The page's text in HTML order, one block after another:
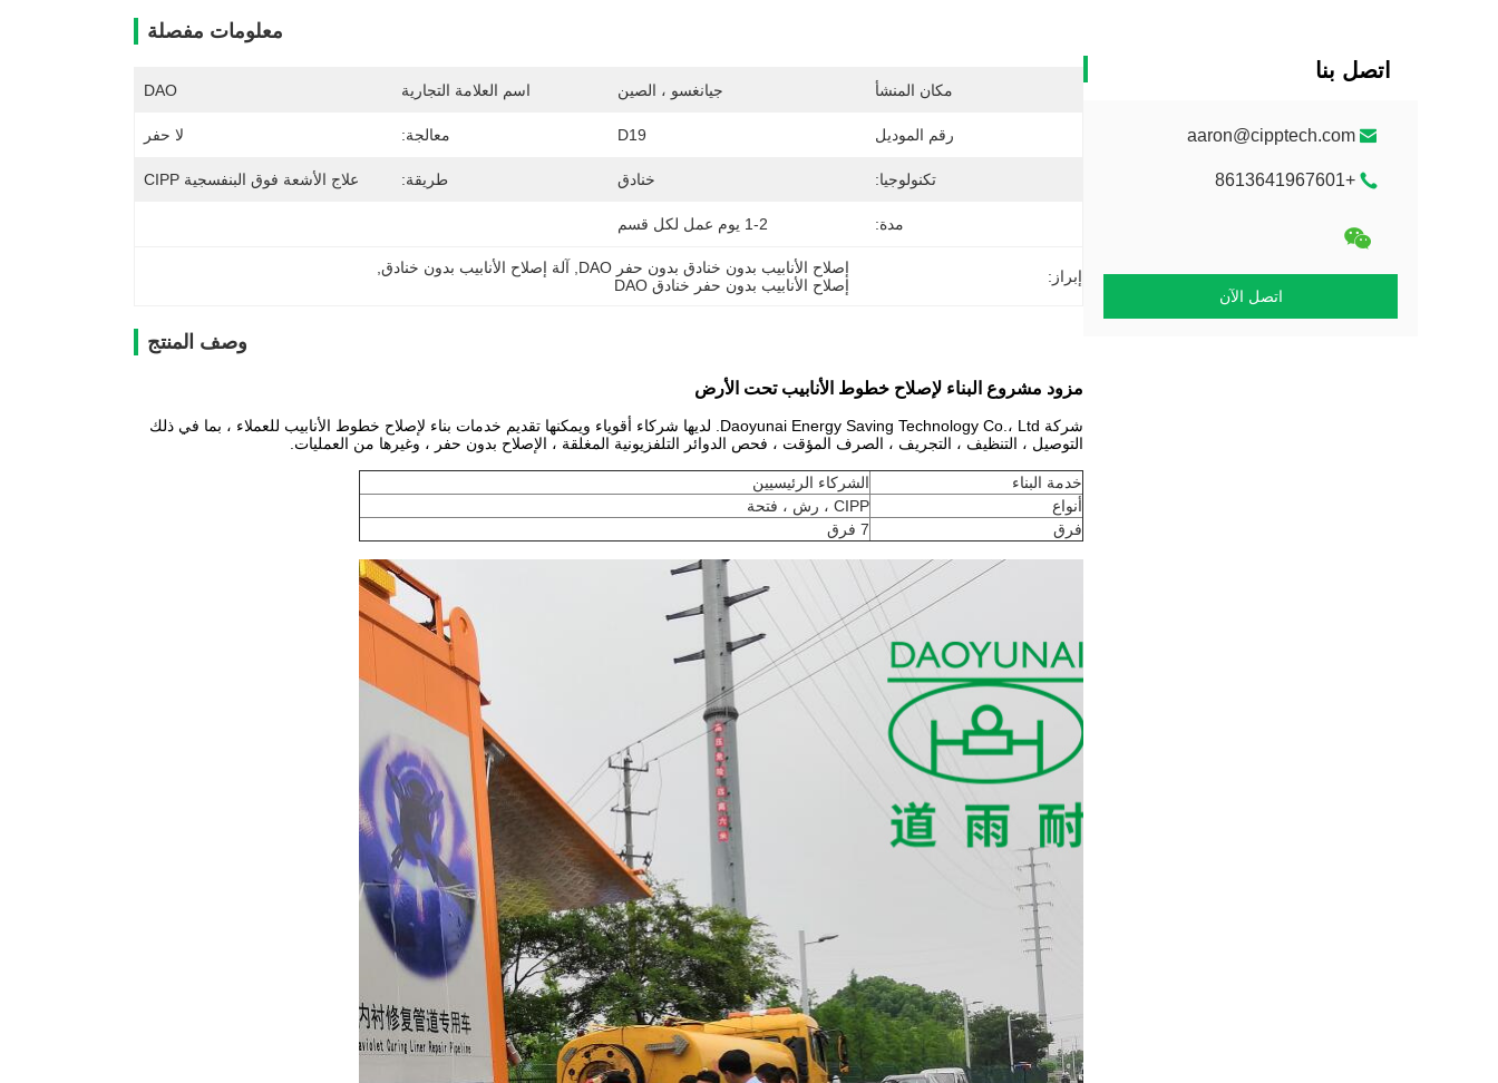
اتصل بنا
aaron@cipptech.com
+8613641967601
اتصل الآن
معلومات مفصلة
مكان المنشأ جيانغسو ، الصين اسم العلامة التجارية DAO
رقم الموديل D19 معالجة: لا حفر
تكنولوجيا: خنادق طريقة: علاج الأشعة فوق البنفسجية CIPP
مدة: 1-2 يوم عمل لكل قسم
إبراز: إصلاح الأنابيب بدون خنادق بدون حفر DAO آلة إصلاح الأنابيب بدون خنادق
إصلاح الأنابيب بدون حفر خنادق DAO
وصف المنتج
مزود مشروع البناء لإصلاح خطوط الأنابيب تحت الأرض
شركة Daoyunai Energy Saving Technology Co.، Ltd. لديها شركاء أقوياء ويمكنها تقديم خدمات بناء لإصلاح خطوط الأنابيب للعملاء ، بما في ذلك
التوصيل ، التنظيف ، التجريف ، الصرف المؤقت ، فحص الدوائر التلفزيونية المغلقة ، الإصلاح بدون حفر ، وغيرها من العمليات.
خدمة البناء
الشركاء الرئيسيين
أنواع
CIPP ، رش ، فتحة
فرق
7 فرق